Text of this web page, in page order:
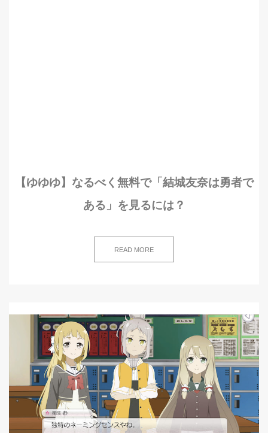
【ゆゆゆ】なるべく無料で「結城友奈は勇者で
ある」を見るには？
READ MORE